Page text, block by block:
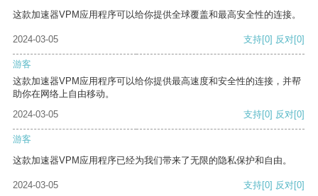
这款加速器VPM应用程序可以给你提供全球覆盖和最高安全性的连接。
2024-03-05 支持[0] 反对[0]
游客
这款加速器VPM应用程序可以给你提供最高速度和安全性的连接，并帮
助你在网络上自由移动。
2024-03-05
支持[0] 反对[0]
游客
这款加速器VPM应用程序已经为我们带来了无限的隐私保护和自由。
2024-03-05 支持[0] 反对[0]